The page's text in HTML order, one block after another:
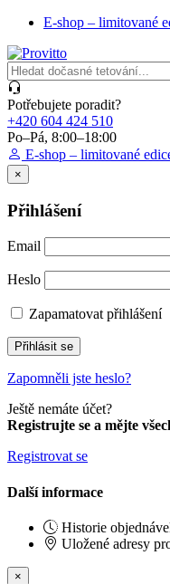
E-shop – limitované
Potřebujete poradit?
+420 604 424 510
Po–Pá, 8:00–18:00
E-shop – limitované
×
Přihlášení
Email
Heslo
Zapamatovat přihlášení
Přihlásit se
Zapomněli jste heslo?
Ještě nemáte účet?
Registrujte se a mějte
Registrovat se
Další informace
Historie
Uložené adresy
×